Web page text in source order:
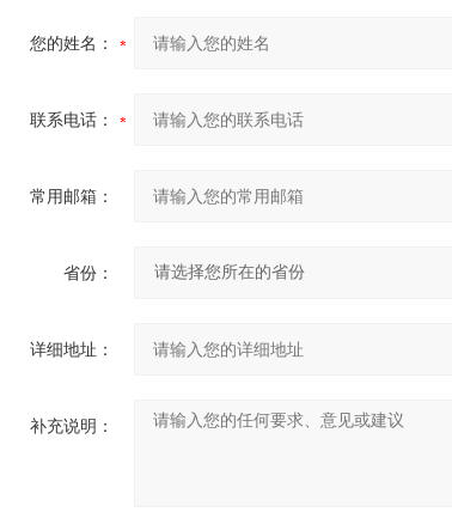
您的姓名：
联系电话：
常用邮箱：
省份：
详细地址：
补充说明：